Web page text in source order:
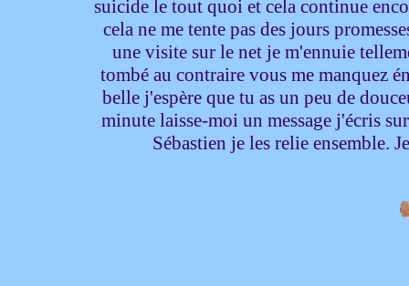
suicide le tout quoi et cela continue
cela ne me tente pas des jours
une visite sur le net je m'ennuie
tombé au contraire vous me manquez
belle j'espère que tu as un peu de
minute laisse-moi un message j'écris
Sébastien je les relie ensemble.